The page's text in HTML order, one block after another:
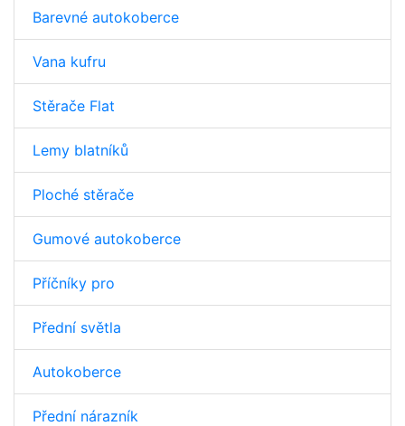
Barevné autokoberce
Vana kufru
Stěrače Flat
Lemy blatníků
Ploché stěrače
Gumové autokoberce
Příčníky pro
Přední světla
Autokoberce
Přední nárazník